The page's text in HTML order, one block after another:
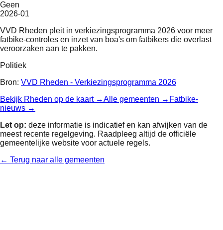
Geen
2026-01
VVD Rheden pleit in verkiezingsprogramma 2026 voor meer
fatbike-controles en inzet van boa's om fatbikers die overlast
veroorzaken aan te pakken.
Politiek
Bron: VVD Rheden - Verkiezingsprogramma 2026
Bekijk Rheden op de kaart →Alle gemeenten → Fatbike-
nieuws →
Let op: deze informatie is indicatief en kan afwijken van de
meest recente regelgeving. Raadpleeg altijd de officiële
gemeentelijke website voor actuele regels.
← Terug naar alle gemeenten